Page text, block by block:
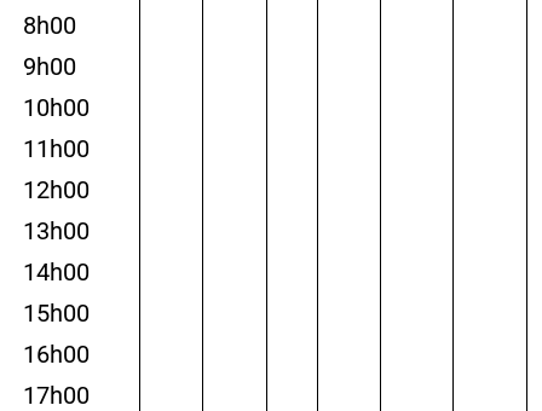
8h00
9h00
10h00
11h00
12h00
13h00
14h00
15h00
16h00
17h00